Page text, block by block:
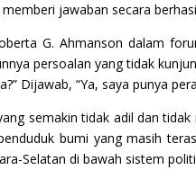
jawaban secara
G. Ahmanson dalam
persoalan yang tidak
Dijawab, “Ya, saya punya
semakin tidak adil dan
bumi yang masih
Selatan di bawah sistem